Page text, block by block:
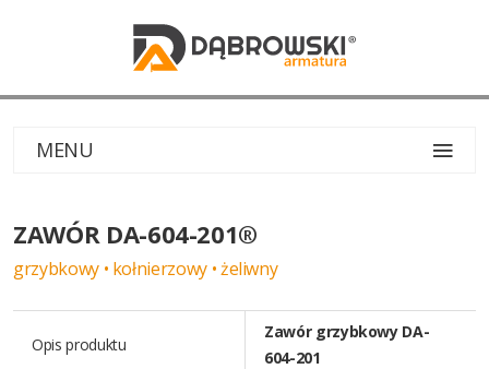
MENU
ZAWÓR DA-604-201®
grzybkowy • kołnierzowy • żeliwny
Opis produktu
Zawór grzybkowy DA-
604-201